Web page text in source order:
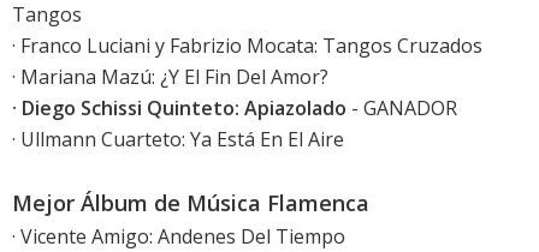
Tangos
· Franco Luciani y Fabrizio Mocata: Tangos Cruzados
· Mariana Mazú: ¿Y El Fin Del Amor?
· Diego Schissi Quinteto: Apiazolado - GANADOR
· Ullmann Cuarteto: Ya Está En El Aire
Mejor Álbum de Música Flamenca
· Vicente Amigo: Andenes Del Tiempo